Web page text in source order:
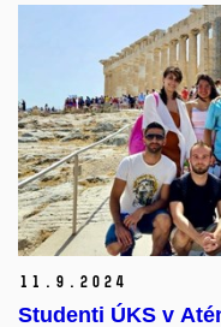
11. 9. 2024
Studenti ÚKS v